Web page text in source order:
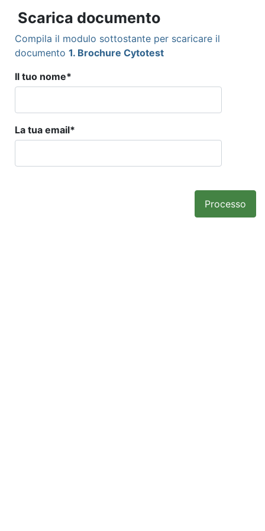
Scarica documento
Compila il modulo sottostante per scaricare il
documento 1. Brochure Cytotest
Il tuo nome*
La tua email*